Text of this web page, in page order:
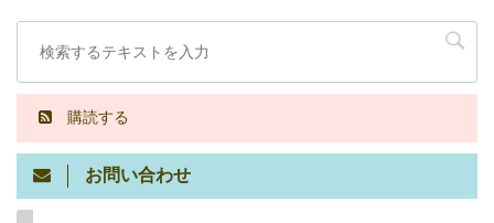
購読する
お問い合わせ